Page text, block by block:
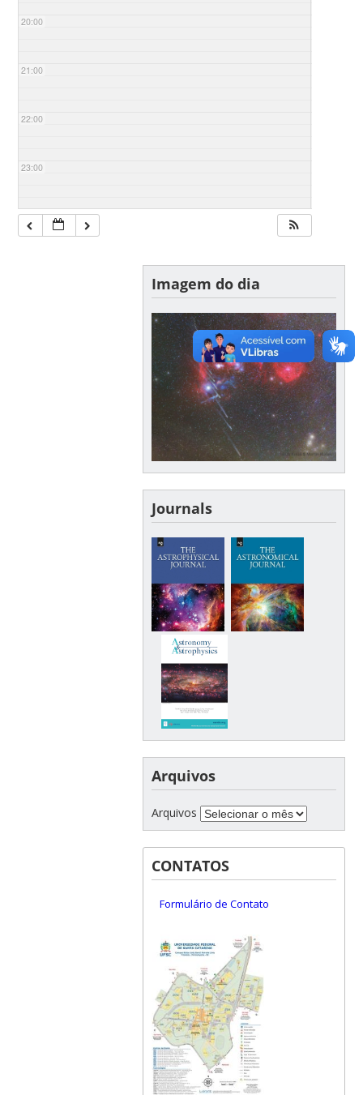
20:00
21:00
22:00
23:00
Imagem do dia
Journals
Arquivos
Arquivos
CONTATOS
Formulário de Contato